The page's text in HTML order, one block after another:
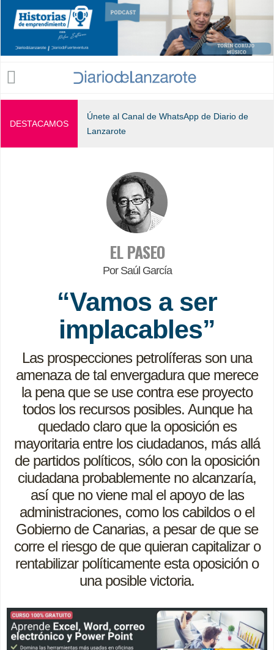
Jump to navigation
DESTACAMOS
Únete al Canal de WhatsApp de Diario de
Lanzarote
EL PASEO
Por Saúl García
“Vamos a ser
implacables”
Las prospecciones petrolíferas son una
amenaza de tal envergadura que merece
la pena que se use contra ese proyecto
todos los recursos posibles. Aunque ha
quedado claro que la oposición es
mayoritaria entre los ciudadanos, más allá
de partidos políticos, sólo con la oposición
ciudadana probablemente no alcanzaría,
así que no viene mal el apoyo de las
administraciones, como los cabildos o el
Gobierno de Canarias, a pesar de que se
corre el riesgo de que quieran capitalizar o
rentabilizar políticamente esta oposición o
una posible victoria.